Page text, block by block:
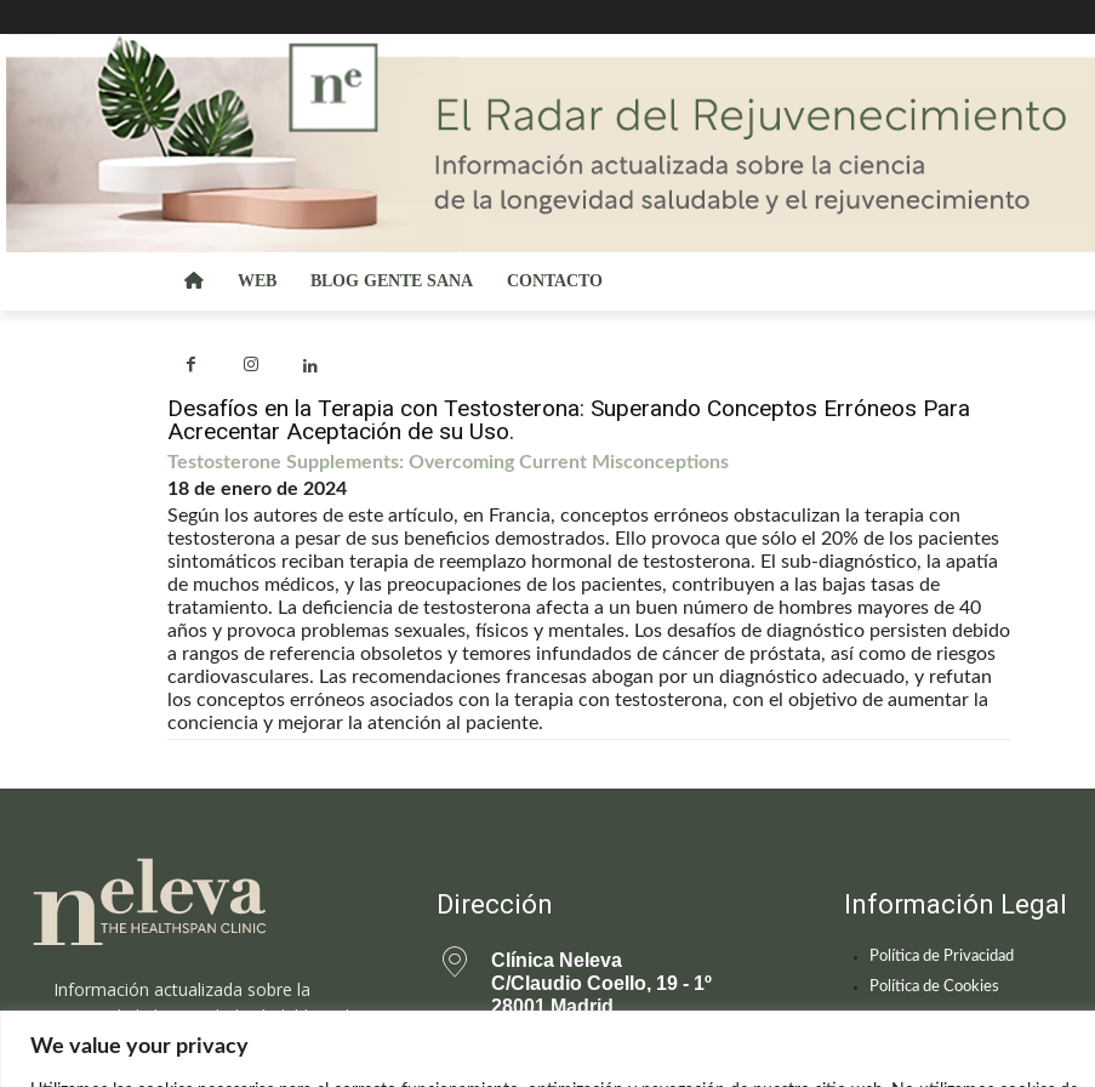
We value your privacy
WEB BLOG GENTE SANA CONTACTO
Desafíos en la Terapia con Testosterona: Superando Conceptos Erróneos Para
Acrecentar Aceptación de su Uso.
Testosterone Supplements: Overcoming Current Misconceptions
18 de enero de 2024
Según los autores de este artículo, en Francia, conceptos erróneos obstaculizan la terapia con
testosterona a pesar de sus beneficios demostrados. Ello provoca que sólo el 20% de los pacientes
sintomáticos reciban terapia de reemplazo hormonal de testosterona. El sub-diagnóstico, la apatía
de muchos médicos, y las preocupaciones de los pacientes, contribuyen a las bajas tasas de
tratamiento. La deficiencia de testosterona afecta a un buen número de hombres mayores de 40
años y provoca problemas sexuales, físicos y mentales. Los desafíos de diagnóstico persisten debido
a rangos de referencia obsoletos y temores infundados de cáncer de próstata, así como de riesgos
cardiovasculares. Las recomendaciones francesas abogan por un diagnóstico adecuado, y refutan
los conceptos erróneos asociados con la terapia con testosterona, con el objetivo de aumentar la
conciencia y mejorar la atención al paciente.
Información actualizada sobre la
ciencia de la longevidad saludable y el
rejuvenecimiento.
Dirección
Clínica Neleva
C/Claudio Coello, 19 - 1º
28001 Madrid
Información Legal
Política de Privacidad
Política de Cookies